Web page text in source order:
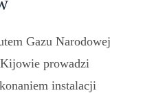
Gazu Narodowej
prowadzi
instalacji